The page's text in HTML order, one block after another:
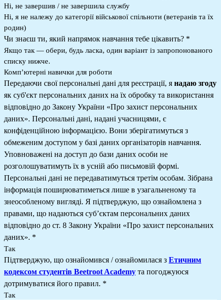
Ні, не завершив / не завершила службу
Ні, я не належу до категорії військової спільноти (ветеранів та їх
родин)
Чи знаєш ти, який напрямок навчання тебе цікавить? *
Якщо так — обери, будь ласка, один варіант із запропонованого
списку нижче.
Компʼютерні навички для роботи
Передаючи свої персональні дані для реєстрації, я надаю згоду
як суб'єкт персональних даних на їх обробку та використання
відповідно до Закону України «Про захист персональних
даних». Персональні дані, надані учасницями, є
конфіденційною інформацією. Вони зберігатимуться з
обмеженим доступом у базі даних організаторів навчання.
Уповноважені на доступ до бази даних особи не
розголошуватимуть їх в усній або письмовій формі.
Персональні дані не передаватимуться третім особам. Зібрана
інформація поширюватиметься лише в узагальненому та
знеособленому вигляді. Я підтверджую, що ознайомлена з
правами, що надаються суб’єктам персональних даних
відповідно до ст. 8 Закону України «Про захист персональних
даних». *
Так
Підтверджую, що ознайомився / ознайомилася з Етичним
кодексом студентів Beetroot Academy та погоджуюся
дотримуватися його правил. *
Так